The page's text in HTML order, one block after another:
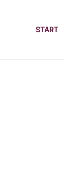
START